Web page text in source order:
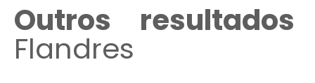
Outros
Flandres